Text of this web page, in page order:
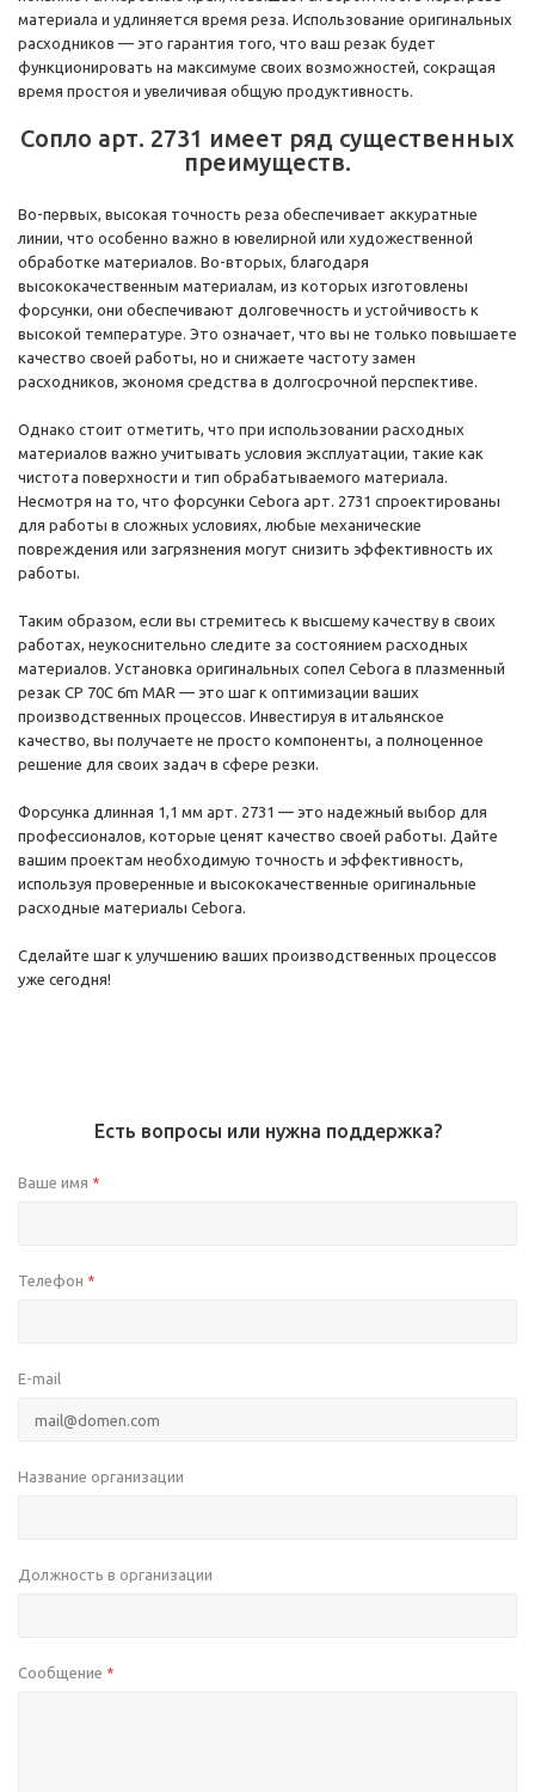
материала и удлиняется время реза. Использование оригинальных
расходников — это гарантия того, что ваш резак будет
функционировать на максимуме своих возможностей, сокращая
время простоя и увеличивая общую продуктивность.
Сопло арт. 2731 имеет ряд существенных
преимуществ.
Во-первых, высокая точность реза обеспечивает аккуратные
линии, что особенно важно в ювелирной или художественной
обработке материалов. Во-вторых, благодаря
высококачественным материалам, из которых изготовлены
форсунки, они обеспечивают долговечность и устойчивость к
высокой температуре. Это означает, что вы не только повышаете
качество своей работы, но и снижаете частоту замен
расходников, экономя средства в долгосрочной перспективе.
Однако стоит отметить, что при использовании расходных
материалов важно учитывать условия эксплуатации, такие как
чистота поверхности и тип обрабатываемого материала.
Несмотря на то, что форсунки Cebora арт. 2731 спроектированы
для работы в сложных условиях, любые механические
повреждения или загрязнения могут снизить эффективность их
работы.
Таким образом, если вы стремитесь к высшему качеству в своих
работах, неукоснительно следите за состоянием расходных
материалов. Установка оригинальных сопел Cebora в плазменный
резак CP 70C 6m MAR — это шаг к оптимизации ваших
производственных процессов. Инвестируя в итальянское
качество, вы получаете не просто компоненты, а полноценное
решение для своих задач в сфере резки.
Форсунка длинная 1,1 мм арт. 2731 — это надежный выбор для
профессионалов, которые ценят качество своей работы. Дайте
вашим проектам необходимую точность и эффективность,
используя проверенные и высококачественные оригинальные
расходные материалы Cebora.
Сделайте шаг к улучшению ваших производственных процессов
уже сегодня!
Есть вопросы или нужна поддержка?
Ваше имя *
Телефон *
E-mail
Название организации
Должность в организации
Сообщение *